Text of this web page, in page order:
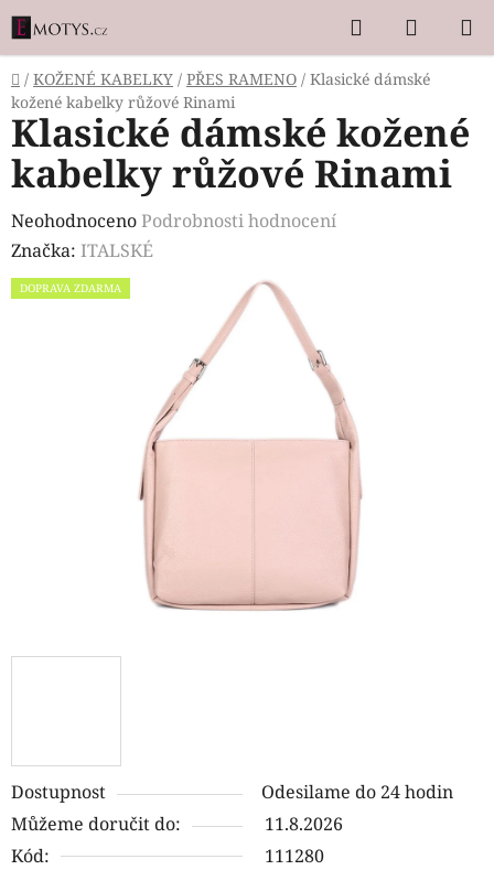
Přejít
na
obsah
Hledat
KOŠÍK
Domů
/ KOŽENÉ KABELKY / PŘES RAMENO / Klasické dámské
kožené kabelky růžové Rinami
Dostupnost
Odesilame do 24 hodin
Můžeme doručit do:
11.8.2026
Kód:
111280
Klasické dámské kožené
kabelky růžové Rinami
Průměrné
hodnocení
produktu
NeohodnocenoPodrobnosti hodnocení
Značka: ITALSKÉ
DOPRAVA ZDARMA